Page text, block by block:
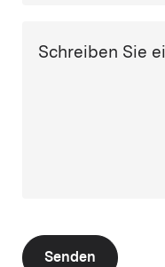
Schreiben Sie
Senden